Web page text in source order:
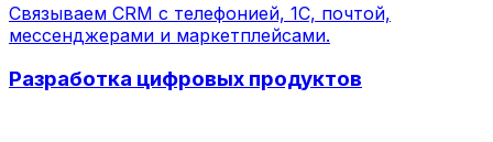
Связываем CRM с телефонией, 1С, почтой,
мессенджерами и маркетплейсами.
Разработка цифровых продуктов